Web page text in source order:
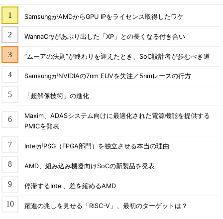
SamsungがAMDからGPU IPをライセンス取得したワケ
WannaCryがあぶり出した「XP」との長くなる付き合い
“ムーアの法則”が終わりを迎えたとき、SoC設計者が歩むべき道
SamsungがNVIDIAの7nm EUVを失注／5nmレースの行方
「超解像技術」の進化
Maxim、ADASシステム向けに最適化された電源機能を提供する
PMICを発表
IntelがPSG（FPGA部門）を独立させる本当の理由
AMD、組み込み機器向けSoCの新製品を発表
停滞するIntel、差を縮めるAMD
躍進の兆しを見せる「RISC-V」、最初のターゲットは？